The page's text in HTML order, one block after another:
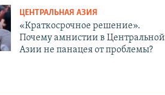
ЦЕНТРАЛЬНАЯ АЗИЯ
«Краткосрочное решение».
Почему амнистии в Центральной
Азии не панацея от проблемы?